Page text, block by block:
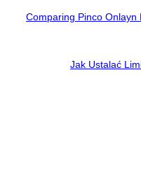
Comparing Pinco Onlayn
Jak Ustalać